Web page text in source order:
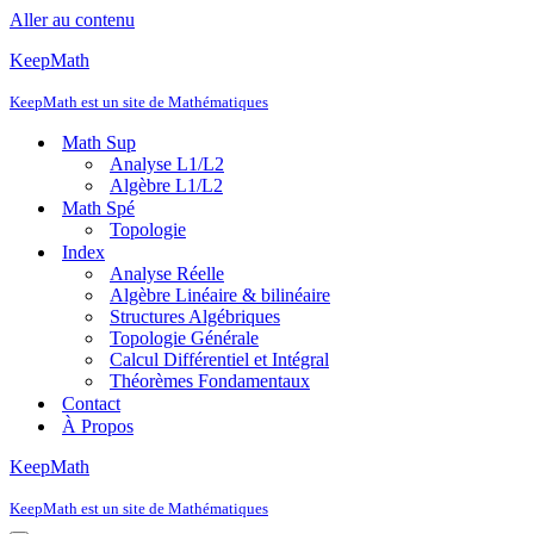
Aller au contenu
KeepMath
KeepMath est un site de Mathématiques
Math Sup
Analyse L1/L2
Algèbre L1/L2
Math Spé
Topologie
Index
Analyse Réelle
Algèbre Linéaire & bilinéaire
Structures Algébriques
Topologie Générale
Calcul Différentiel et Intégral
Théorèmes Fondamentaux
Contact
À Propos
KeepMath
KeepMath est un site de Mathématiques